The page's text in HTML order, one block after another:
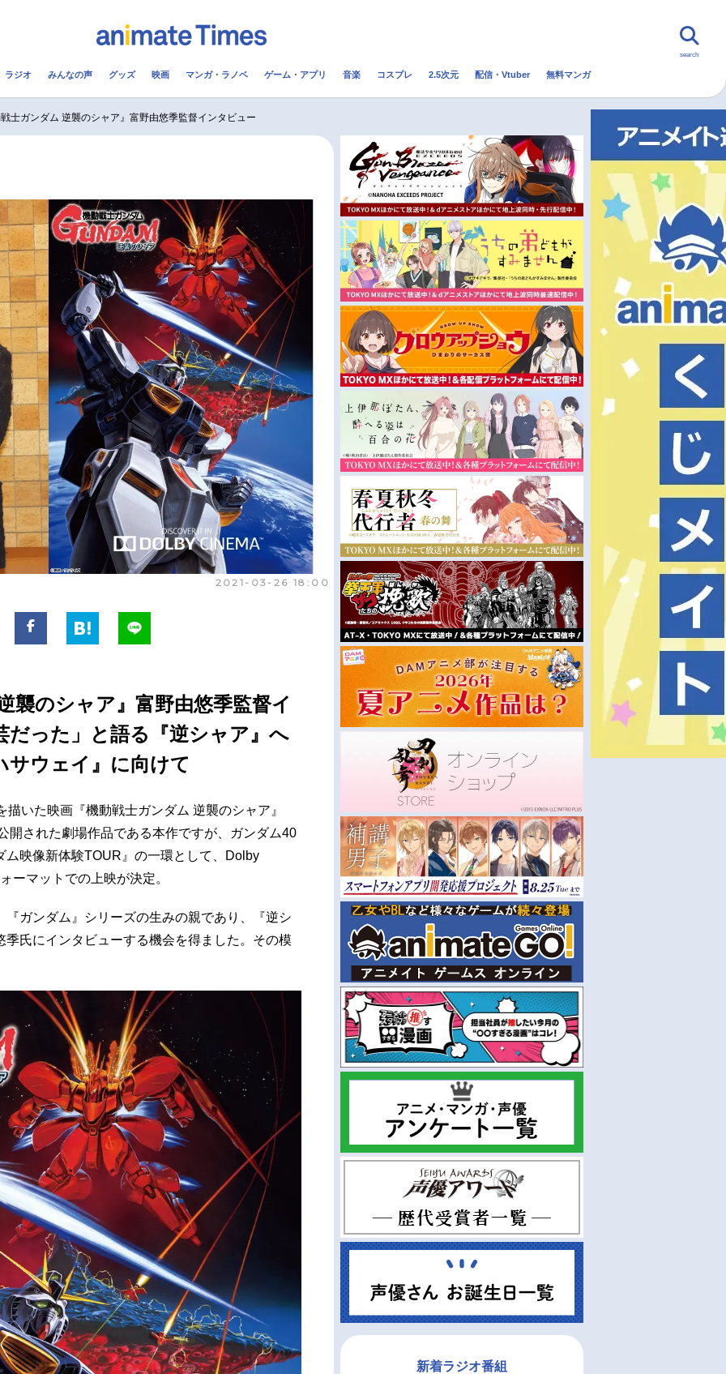
配信・Vtuber トレンド 無料マンガ
アニメ映画一覧
実写化映画一覧
男性声優/女性声優一覧
今期アニメ曜日別一覧
春アニメ
夏アニメ
秋アニメ
冬アニメ
FOLLOW US
search
ラジオ みんなの声 グッズ 映画 マンガ・ラノベ ゲーム・アプリ 音楽 コスプレ 2.5次元 配信・Vtuber 無料マンガ
士ガンダム 逆襲のシャア』富野由悠季監督インタビュー
2021-03-26 18:00
襲のシャア』富野由悠季監督イ
だった」と語る『逆シャア』へ
サウェイ』に向けて
いた映画『機動戦士ガンダム 逆襲のシャア』
開された劇場作品である本作ですが、ガンダム40
ム映像新体験TOUR』の一環として、Dolby
ーマットでの上映が決定。
ガンダム』シリーズの生みの親であり、『逆シ
氏にインタビューする機会を得ました。その模
新着ラジオ番組